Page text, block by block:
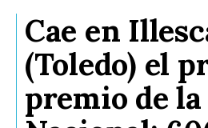
Cae en
(Toledo) el
premio de